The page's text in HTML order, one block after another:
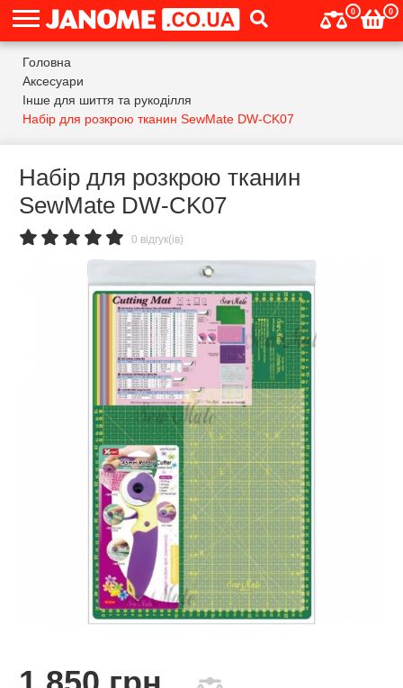
0 0
Головна
Аксесуари
Інше для шиття та рукоділля
Набір для розкрою тканин SewMate DW-CK07
Набір для розкрою тканин
SewMate DW-CK07
0 відгук(ів)